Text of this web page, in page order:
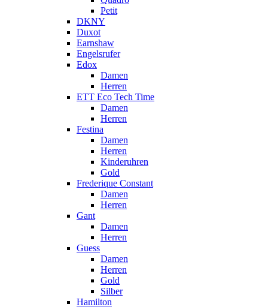
Petit
DKNY
Duxot
Earnshaw
Engelsrufer
Edox
Damen
Herren
ETT Eco Tech Time
Damen
Herren
Festina
Damen
Herren
Kinderuhren
Gold
Frederique Constant
Damen
Herren
Gant
Damen
Herren
Guess
Damen
Herren
Gold
Silber
Hamilton